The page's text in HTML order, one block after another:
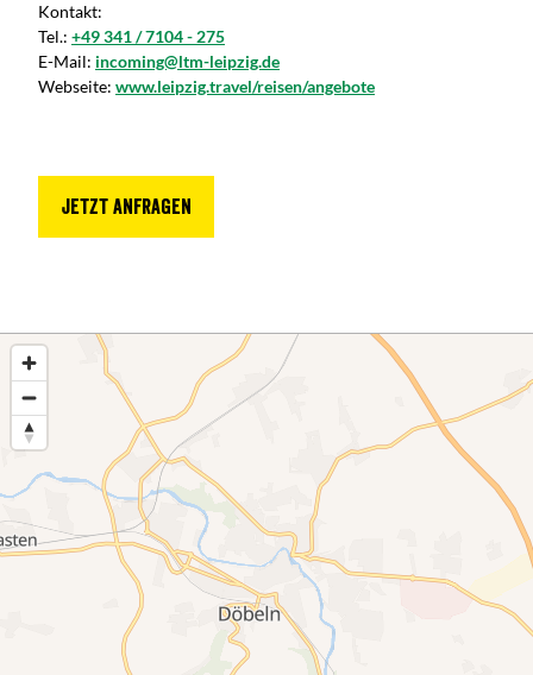
Kontakt:
Tel.: +49 341 / 7104 - 275
E-Mail: incoming@ltm-leipzig.de
Webseite: www.leipzig.travel/reisen/angebote
Jetzt anfragen